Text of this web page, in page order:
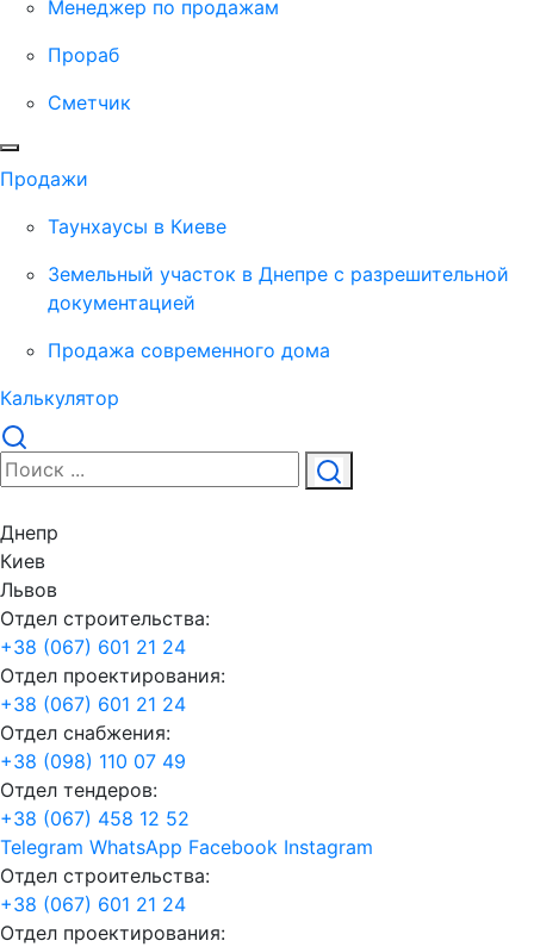
Менеджер по продажам
Прораб
Сметчик
Продажи
Таунхаусы в Киеве
Земельный участок в Днепре с разрешительной
документацией
Продажа современного дома
Калькулятор
Днепр
Киев
Львов
Отдел строительства:
+38 (067) 601 21 24
Отдел проектирования:
+38 (067) 601 21 24
Отдел снабжения:
+38 (098) 110 07 49
Отдел тендеров:
+38 (067) 458 12 52
Telegram WhatsApp Facebook Instagram
Отдел строительства:
+38 (067) 601 21 24
Отдел проектирования: